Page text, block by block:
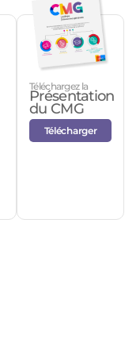
Téléchargez la
Présentation
du CMG
Télécharger